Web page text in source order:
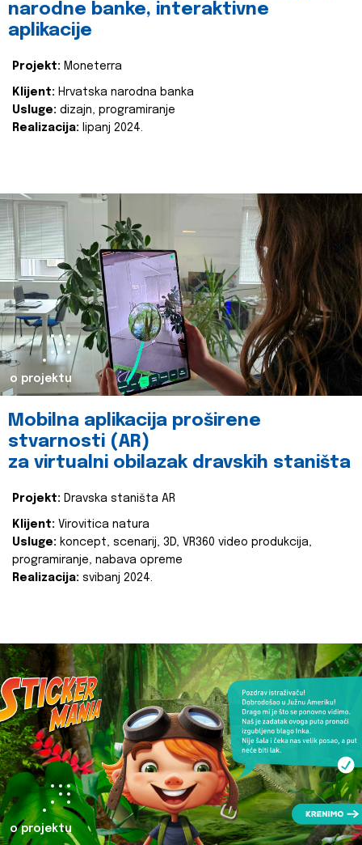
narodne banke, interaktivne
aplikacije
Projekt: Moneterra
Klijent: Hrvatska narodna banka
Usluge: dizajn, programiranje
Realizacija: lipanj 2024.
o projektu
Mobilna aplikacija proširene
stvarnosti (AR)
za virtualni obilazak dravskih staništa
Projekt: Dravska staništa AR
Klijent: Virovitica natura
Usluge: koncept, scenarij, 3D, VR360 video produkcija,
programiranje, nabava opreme
Realizacija: svibanj 2024.
o projektu